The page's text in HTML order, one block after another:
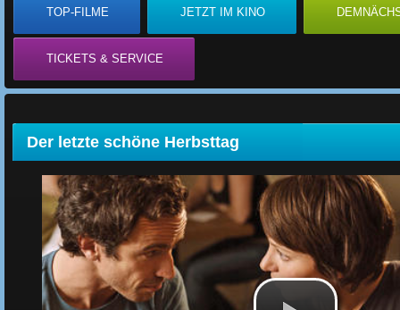
TOP-FILME JETZT IM KINO
TICKETS & SERVICE
Der letzte schöne Herbsttag